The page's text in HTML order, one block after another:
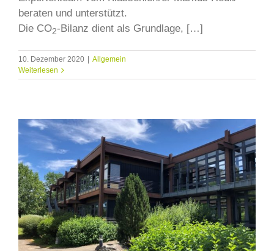
beraten und unterstützt.
Die CO2-Bilanz dient als Grundlage, […]
10. Dezember 2020
Allgemein
Weiterlesen